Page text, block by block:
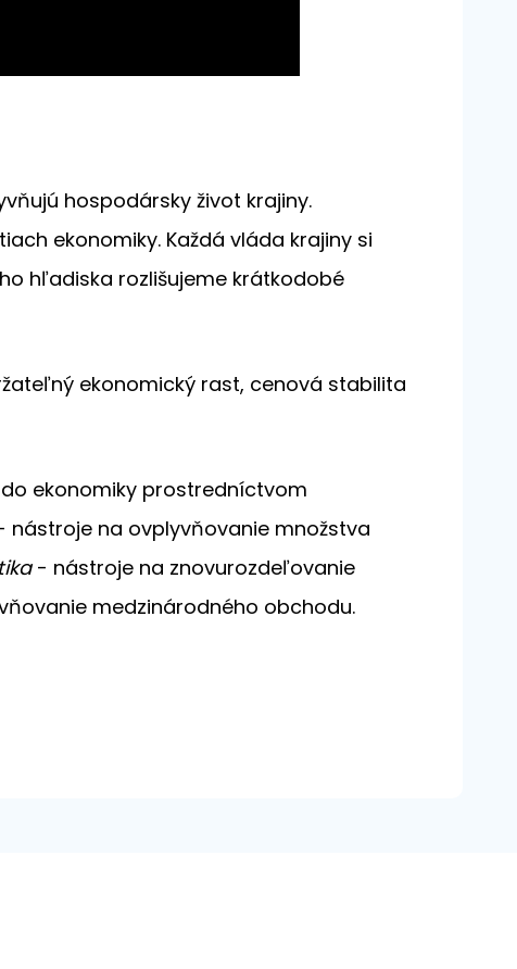
hospodársky život krajiny.
ekonomiky. Každá vláda krajiny si
hľadiska rozlišujeme krátkodobé
ekonomický rast, cenová stabilita
ekonomiky prostredníctvom
na ovplyvňovanie množstva
- nástroje na znovurozdeľovanie
medzinárodného obchodu.